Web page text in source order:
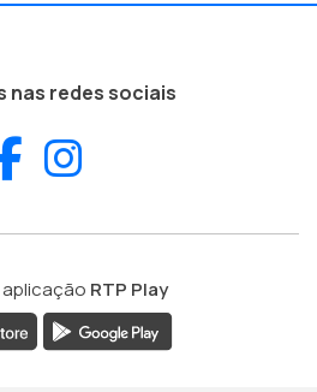
nas redes sociais
Facebook
RTP Play